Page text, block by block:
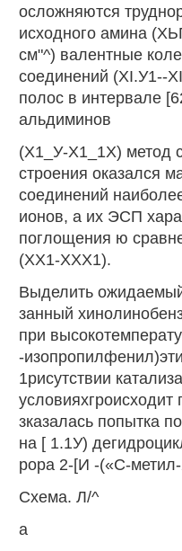
осложняются
исходного амина
см"^) валентные
соединений (XI.У1--
полос в интервале
альдиминов
(Х1_У-Х1_1Х) метод
строения оказался
соединений
ионов, а их ЭСП
поглощения ю
(ХХ1-ХХХ1).
Выделить
занный
при
-
1рисутствии
зказалась попытка
на [ 1.1У)
рора 2-[И -(«С-
Схема. Л/^
а